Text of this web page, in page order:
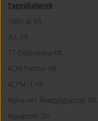
Tagvállalatok
1000 út Kft.
3LL Kft.
77 Elektronika Kft.
ACM Partner Kft.
ACPM IT Kft.
Alpha-Vet Állatgyógyászati Kft.
Aquaprofit Zrt.